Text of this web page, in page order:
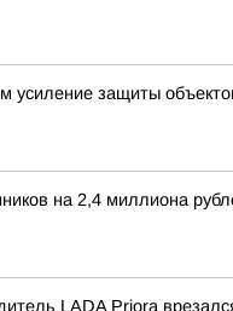
усиление защиты
на 2,4 миллиона
LADA Priora